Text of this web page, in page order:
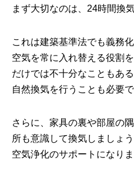
まず大切なのは、24時間換
これは建築基準法でも義務
空気を常に入れ替える役割
だけでは不十分なこともあ
自然換気を行うことも必要で
さらに、家具の裏や部屋の
所も意識して換気しましょ
空気浄化のサポートになりま